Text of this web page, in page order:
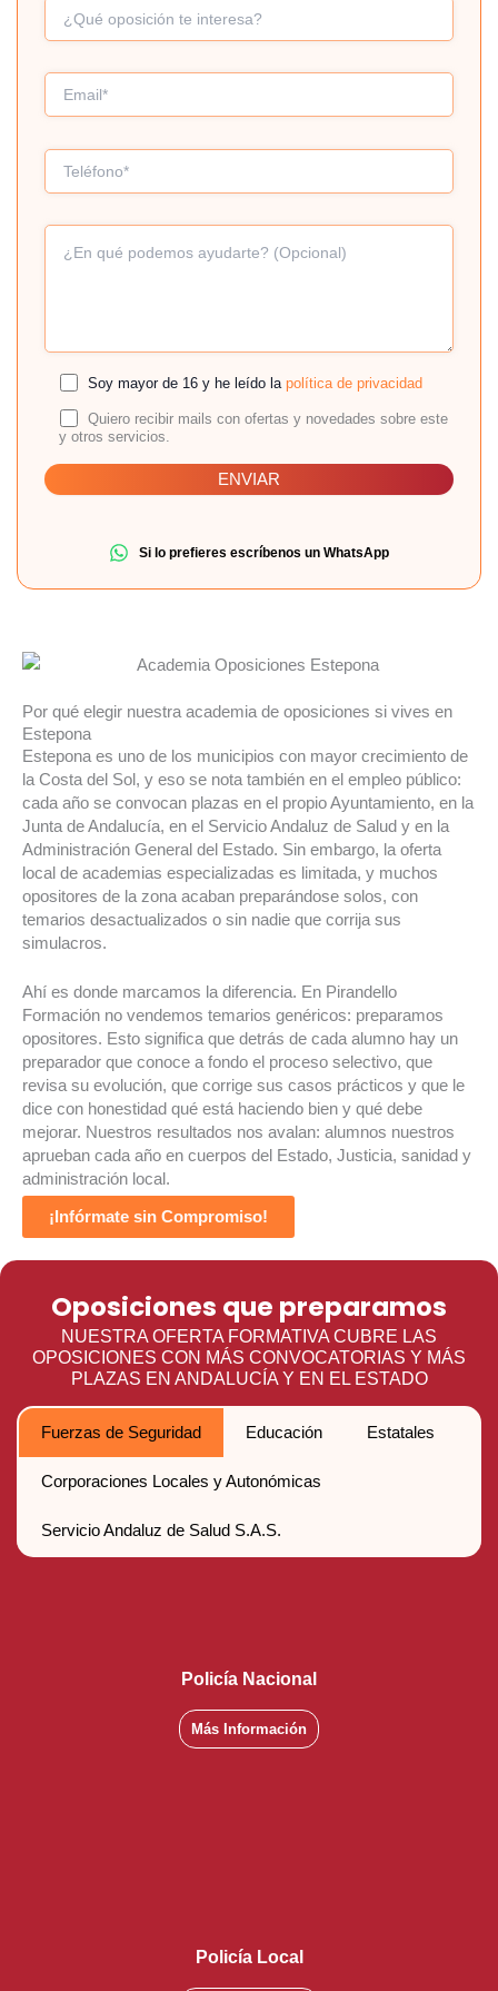
Soy mayor de 16 y he leído la política de privacidad
Quiero recibir mails con ofertas y novedades sobre este
y otros servicios.
Si lo prefieres escríbenos un WhatsApp
Por qué elegir nuestra academia de oposiciones si vives en
Estepona
Estepona es uno de los municipios con mayor crecimiento de
la Costa del Sol, y eso se nota también en el empleo público:
cada año se convocan plazas en el propio Ayuntamiento, en la
Junta de Andalucía, en el Servicio Andaluz de Salud y en la
Administración General del Estado. Sin embargo, la oferta
local de academias especializadas es limitada, y muchos
opositores de la zona acaban preparándose solos, con
temarios desactualizados o sin nadie que corrija sus
simulacros.
Ahí es donde marcamos la diferencia. En Pirandello
Formación no vendemos temarios genéricos: preparamos
opositores. Esto significa que detrás de cada alumno hay un
preparador que conoce a fondo el proceso selectivo, que
revisa su evolución, que corrige sus casos prácticos y que le
dice con honestidad qué está haciendo bien y qué debe
mejorar. Nuestros resultados nos avalan: alumnos nuestros
aprueban cada año en cuerpos del Estado, Justicia, sanidad y
administración local.
¡Infórmate sin Compromiso!
Oposiciones que preparamos
NUESTRA OFERTA FORMATIVA CUBRE LAS
OPOSICIONES CON MÁS CONVOCATORIAS Y MÁS
PLAZAS EN ANDALUCÍA Y EN EL ESTADO
Fuerzas de Seguridad Educación Estatales
Corporaciones Locales y Autonómicas
Servicio Andaluz de Salud S.A.S.
Policía Nacional
Más Información
Policía Local